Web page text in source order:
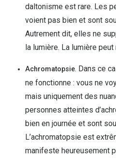
daltonisme est rare. Les
voient pas bien et sont
Autrement dit, elles ne
la lumière. La lumière
Achromatopsie. Dans ce
ne fonctionne : vous ne
mais uniquement des
personnes atteintes
bien en journée et sont
L’achromatopsie est
manifeste heureusement